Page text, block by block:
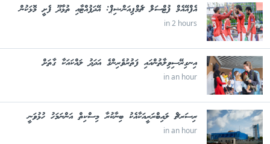
އެފްއޭއެމް ފުޓްސަލް ޗެމްޕިއަންޝިޕް: އޭދަފުއްޓާއި ތުޅާދޫ ފެށީ މޮޅަކުން
in 2 hours
އިނގިރޭސިވިލާތުންއައި ފަތުރުވެރިންގެ އަދަދު ލައްކައަކާ ގާތަށް
in an hour
ރިސަރޗް ލައިބްރަރީއަކާއެކު ބިނާކުރާ މިސްކިތް އަންނަމަހު ހުޅުވަނީ
in an hour